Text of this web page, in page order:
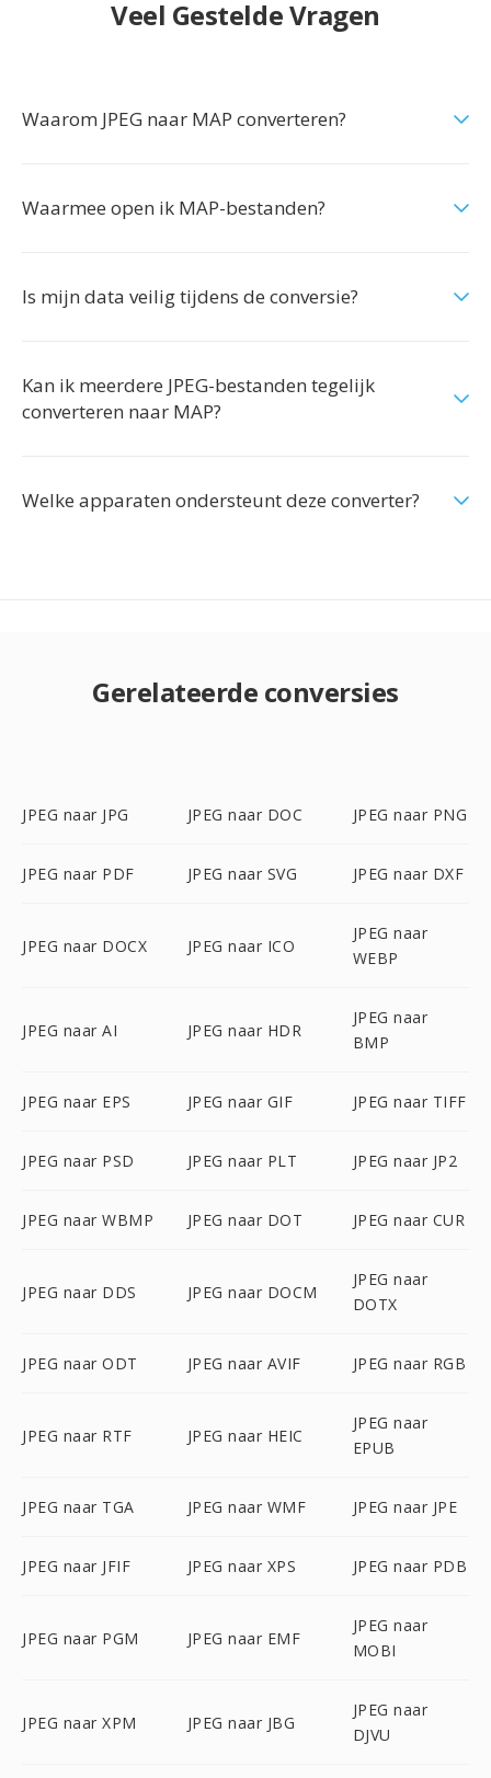
Veel Gestelde Vragen
Waarom JPEG naar MAP converteren?
Waarmee open ik MAP-bestanden?
Is mijn data veilig tijdens de conversie?
Kan ik meerdere JPEG-bestanden tegelijk
converteren naar MAP?
Welke apparaten ondersteunt deze converter?
Gerelateerde conversies
JPEG naar JPG JPEG naar DOC JPEG naar PNG
JPEG naar PDF JPEG naar SVG JPEG naar DXF
JPEG naar DOCX JPEG naar ICO
JPEG naar
WEBP
JPEG naar AI JPEG naar HDR
JPEG naar
BMP
JPEG naar EPS JPEG naar GIF JPEG naar TIFF
JPEG naar PSD JPEG naar PLT JPEG naar JP2
JPEG naar WBMP JPEG naar DOT JPEG naar CUR
JPEG naar DDS JPEG naar DOCM
JPEG naar
DOTX
JPEG naar ODT JPEG naar AVIF JPEG naar RGB
JPEG naar RTF JPEG naar HEIC
JPEG naar
EPUB
JPEG naar TGA JPEG naar WMF JPEG naar JPE
JPEG naar JFIF JPEG naar XPS JPEG naar PDB
JPEG naar PGM JPEG naar EMF
JPEG naar
MOBI
JPEG naar XPM JPEG naar JBG
JPEG naar
DJVU